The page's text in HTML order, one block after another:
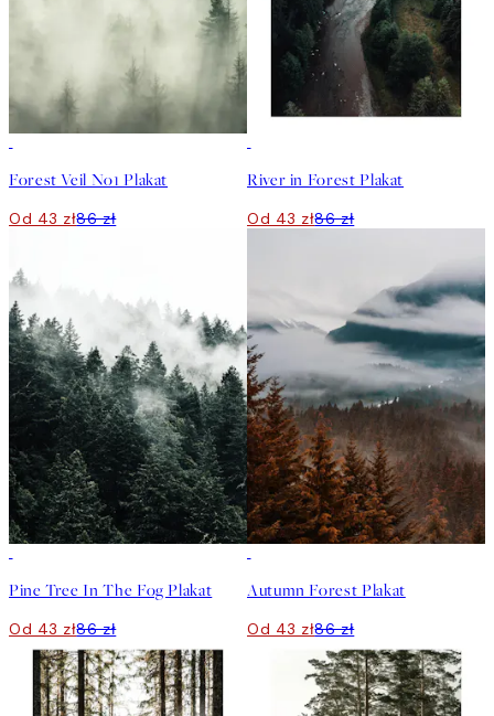
Forest Veil No1 Plakat
Od 43 zł86 zł
River in Forest Plakat
Od 43 zł86 zł
Pine Tree In The Fog Plakat
Od 43 zł86 zł
Autumn Forest Plakat
Od 43 zł86 zł